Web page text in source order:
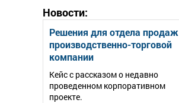
Новости:
Решения для отдела продаж
производственно-торговой
компании
Кейс с рассказом о недавно
проведенном корпоративном
проекте.